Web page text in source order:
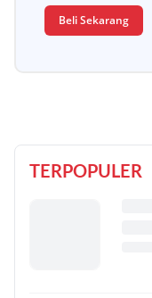
Beli Sekarang
TERPOPULER